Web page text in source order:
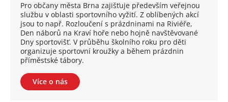
Pro občany města Brna zajišťuje především veřejnou
službu v oblasti sportovního vyžití. Z oblíbených akcí
jsou to např. Rozloučení s prázdninami na Riviéře,
Den náborů na Kraví hoře nebo hojně navštěvované
Dny sportovišť. V průběhu školního roku pro děti
organizuje sportovní kroužky a během prázdnin
příměstské tábory.
Více o nás